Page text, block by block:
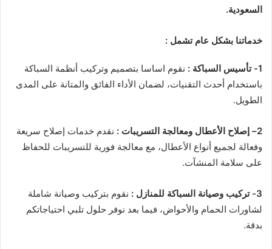
السعودية.
خدماتنا بشكل عام تشمل :
1- تأسيس السباكة : نقوم اساسا بتصميم وتركيب أنظمة السباكة
باستخدام أحدث التقنيات، لضمان الأداء الفائق والمتانة على المدى
الطويل.
2– إصلاح الأعطال ومعالجة التسريبات : نقدم خدمات إصلاح سريعة
وفعالة لجميع أنواع الأعطال، مع معالجة فورية للتسريبات للحفاظ
على سلامة المنشآت.
3- تركيب وصيانة السباكة للمنازل : نقوم بتركيب وصيانة شاملة
لشاورات الحمام والأحواض، فيما بعد نوفر حلول تلبي احتياجاتكم
بدقة.